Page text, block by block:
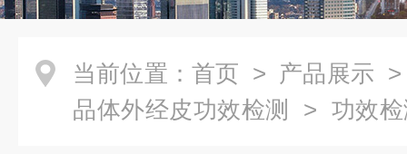
当前位置： 首页 > 产品展示
品体外经皮功效检测
> 功效检